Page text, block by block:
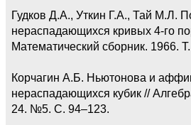
Гудков Д.А., Уткин Г.А., Тай М.Л.
нераспадающихся кривых 4-го
Математический сборник. 1966.
Корчагин А.Б. Ньютонова и
нераспадающихся кубик //
24. №5. С. 94–123.